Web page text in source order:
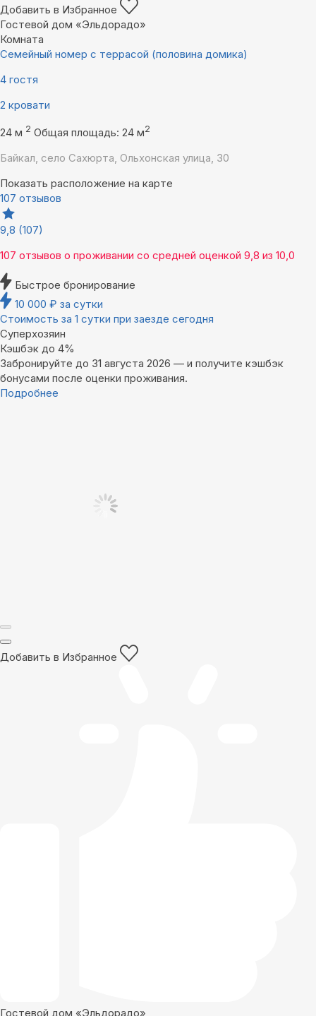
Добавить в Избранное
Гостевой дом «Эльдорадо»
Комната
Семейный номер с террасой (половина домика)
4 гостя
2 кровати
24 м 2 Общая площадь: 24 м2
Байкал, село Сахюрта, Ольхонская улица, 30
Показать расположение на карте
107 отзывов
9,8 (107)
107 отзывов о проживании со средней оценкой 9,8 из 10,0
Быстрое бронирование
10 000 ₽ за сутки
Стоимость за 1 сутки при заезде сегодня
Суперхозяин
Кэшбэк до 4%
Забронируйте до 31 августа 2026 — и получите кэшбэк
бонусами после оценки проживания.
Подробнее
Добавить в Избранное
Гостевой дом «Эльдорадо»